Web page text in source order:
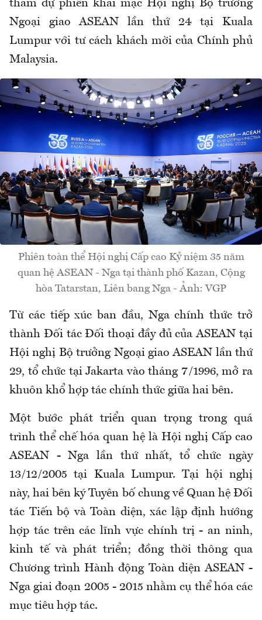
tham dự phiên khai mạc Hội nghị Bộ trưởng
Ngoại giao ASEAN lần thứ 24 tại Kuala
Lumpur với tư cách khách mời của Chính phủ
Malaysia.
Phiên toàn thể Hội nghị Cấp cao Kỷ niệm 35 năm
quan hệ ASEAN - Nga tại thành phố Kazan, Cộng
hòa Tatarstan, Liên bang Nga - Ảnh: VGP
Từ các tiếp xúc ban đầu, Nga chính thức trở
thành Đối tác Đối thoại đầy đủ của ASEAN tại
Hội nghị Bộ trưởng Ngoại giao ASEAN lần thứ
29, tổ chức tại Jakarta vào tháng 7/1996, mở ra
khuôn khổ hợp tác chính thức giữa hai bên.
Một bước phát triển quan trọng trong quá
trình thể chế hóa quan hệ là Hội nghị Cấp cao
ASEAN - Nga lần thứ nhất, tổ chức ngày
13/12/2005 tại Kuala Lumpur. Tại hội nghị
này, hai bên ký Tuyên bố chung về Quan hệ Đối
tác Tiến bộ và Toàn diện, xác lập định hướng
hợp tác trên các lĩnh vực chính trị - an ninh,
kinh tế và phát triển; đồng thời thông qua
Chương trình Hành động Toàn diện ASEAN -
Nga giai đoạn 2005 - 2015 nhằm cụ thể hóa các
mục tiêu hợp tác.